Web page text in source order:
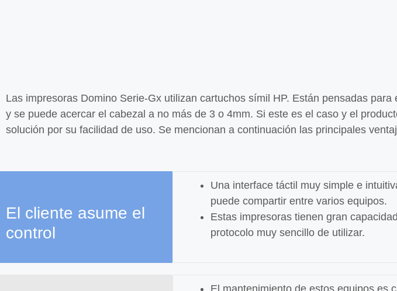
Las impresoras Domino Serie-Gx utilizan cartuchos símil HP. Están pensadas para
y se puede acercar el cabezal a no más de 3 o 4mm. Si este es el caso y el
solución por su facilidad de uso. Se mencionan a continuación las principales
El cliente asume el
control
Una interface táctil muy simple e
puede compartir entre varios equipos.
Estas impresoras tienen gran
protocolo muy sencillo de utilizar.
El mantenimiento de estos equipos es